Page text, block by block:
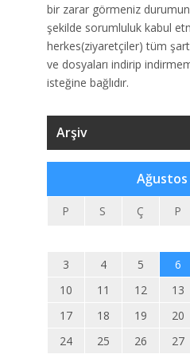
bir zarar görmeniz
şekilde sorumluluk kabul
herkes(ziyaretçiler) tüm
ve dosyaları indirip
isteğine bağlıdır.
Arşiv
Ağustos
P S Ç P
3
4 5 6
10
11 12 13
17
18 19 20
24
25 26 27